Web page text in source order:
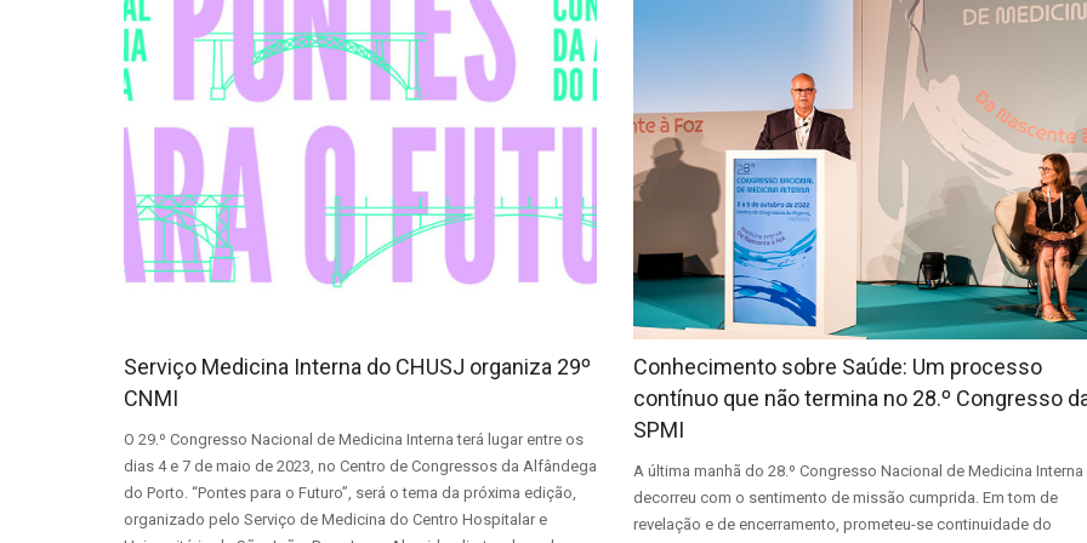
Serviço Medicina Interna do CHUSJ organiza 29º
CNMI
O 29.º Congresso Nacional de Medicina Interna terá lugar entre os
dias 4 e 7 de maio de 2023, no Centro de Congressos da Alfândega
do Porto. “Pontes para o Futuro”, será o tema da próxima edição,
organizado pelo Serviço de Medicina do Centro Hospitalar e
Conhecimento sobre Saúde: Um processo
contínuo que não termina no 28.º Congresso
SPMI
A última manhã do 28.º Congresso Nacional de Medicina Interna
decorreu com o sentimento de missão cumprida. Em tom de
revelação e de encerramento, prometeu-se continuidade do